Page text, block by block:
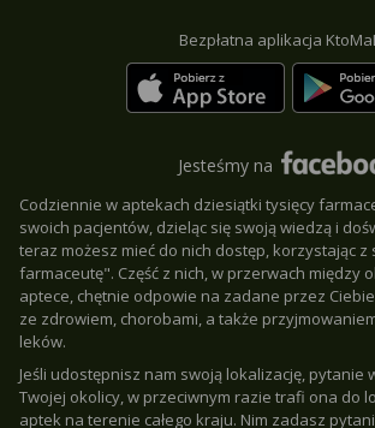
Bezpłatna aplikacja
Jesteśmy na
Codziennie w aptekach dziesiątki tysięcy
swoich pacjentów, dzieląc się swoją wiedzą i
teraz możesz mieć do nich dostęp, korzystając
farmaceutę". Część z nich, w przerwach między
aptece, chętnie odpowie na zadane przez
ze zdrowiem, chorobami, a także
leków.
Jeśli udostępnisz nam swoją lokalizację, pytanie
Twojej okolicy, w przeciwnym razie trafi ona do
aptek na terenie całego kraju. Nim zadasz